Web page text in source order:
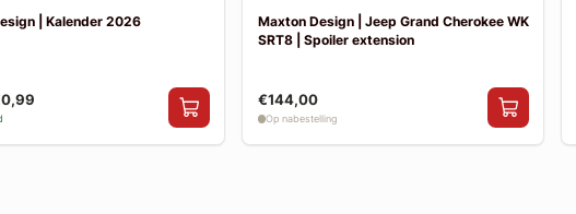
| Kalender 2026
Maxton Design | Jeep Grand Cherokee WK
SRT8 | Spoiler extension
€144,00
Op nabestelling